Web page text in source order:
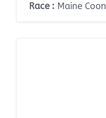
Race : Maine Coon